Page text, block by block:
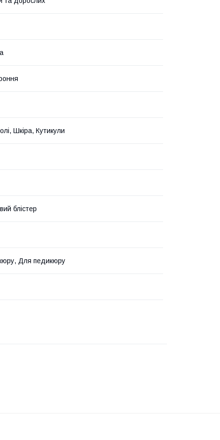
Шкіра, Кутикули
блістер
Для педикюру